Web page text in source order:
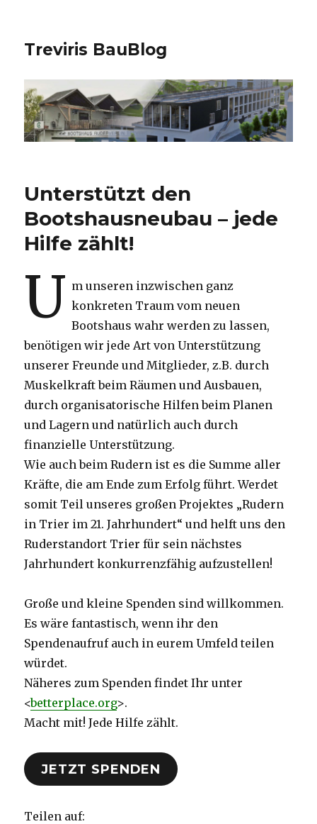
Treviris BauBlog
Unterstützt den
Bootshausneubau – jede
Hilfe zählt!
U m unseren inzwischen ganz
konkreten Traum vom neuen
Bootshaus wahr werden zu lassen,
benötigen wir jede Art von Unterstützung
unserer Freunde und Mitglieder, z.B. durch
Muskelkraft beim Räumen und Ausbauen,
durch organisatorische Hilfen beim Planen
und Lagern und natürlich auch durch
finanzielle Unterstützung.
Wie auch beim Rudern ist es die Summe aller
Kräfte, die am Ende zum Erfolg führt. Werdet
somit Teil unseres großen Projektes „Rudern
in Trier im 21. Jahrhundert“ und helft uns den
Ruderstandort Trier für sein nächstes
Jahrhundert konkurrenzfähig aufzustellen!
Große und kleine Spenden sind willkommen.
Es wäre fantastisch, wenn ihr den
Spendenaufruf auch in eurem Umfeld teilen
würdet.
Näheres zum Spenden findet Ihr unter
<betterplace.org>.
Macht mit! Jede Hilfe zählt.
JETZT SPENDEN
Teilen auf: